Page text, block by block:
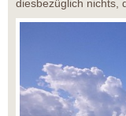
diesbezüglich nichts,